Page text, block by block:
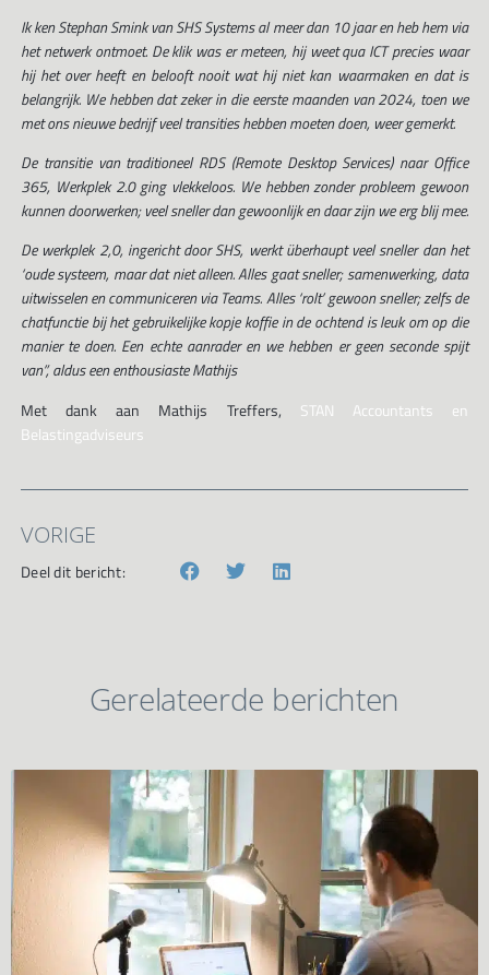
Ik ken Stephan Smink van SHS Systems al meer dan 10 jaar en heb hem via
het netwerk ontmoet. De klik was er meteen, hij weet qua ICT precies waar
hij het over heeft en belooft nooit wat hij niet kan waarmaken en dat is
belangrijk. We hebben dat zeker in die eerste maanden van 2024, toen we
met ons nieuwe bedrijf veel transities hebben moeten doen, weer gemerkt.
De transitie van traditioneel RDS (Remote Desktop Services) naar Office
365, Werkplek 2.0 ging vlekkeloos. We hebben zonder probleem gewoon
kunnen doorwerken; veel sneller dan gewoonlijk en daar zijn we erg blij mee.
De werkplek 2,0, ingericht door SHS, werkt überhaupt veel sneller dan het
‘oude systeem, maar dat niet alleen. Alles gaat sneller; samenwerking, data
uitwisselen en communiceren via Teams. Alles ‘rolt’ gewoon sneller; zelfs de
chatfunctie bij het gebruikelijke kopje koffie in de ochtend is leuk om op die
manier te doen. Een echte aanrader en we hebben er geen seconde spijt
van”, aldus een enthousiaste Mathijs
Met dank aan Mathijs Treffers, STAN Accountants en
Belastingadviseurs
VORIGE
Deel dit bericht:
Gerelateerde berichten